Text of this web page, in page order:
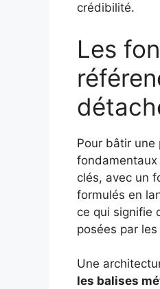
crédibilité.
Les
Pour bâtir une
clés, avec un
formulés en
ce qui signifie
posées par
Une
les balises